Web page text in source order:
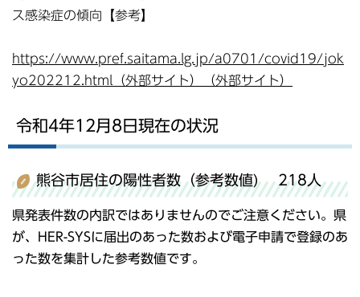
ス感染症の傾向【参考】
https://www.pref.saitama.lg.jp/a0701/covid19/jok
yo202212.html（外部サイト）（外部サイト）
令和4年12月8日現在の状況
熊谷市居住の陽性者数（参考数値) 218人
県発表件数の内訳ではありませんのでご注意ください。県
が、HER-SYSに届出のあった数および電子申請で登録のあ
った数を集計した参考数値です。